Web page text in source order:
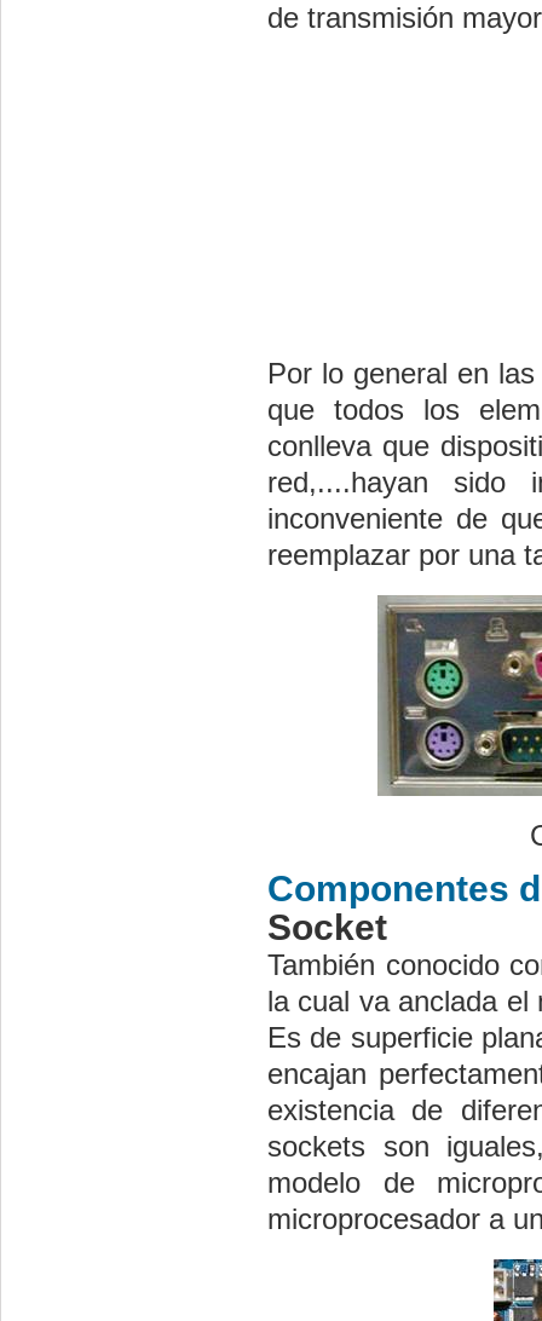
de transmisión
Por lo general en
que todos los
conlleva que
red,....hayan
inconveniente de
reemplazar por una
Componentes
Socket
También conocido
la cual va anclada el
Es de superficie
encajan
existencia de
sockets son
modelo de
microprocesador a